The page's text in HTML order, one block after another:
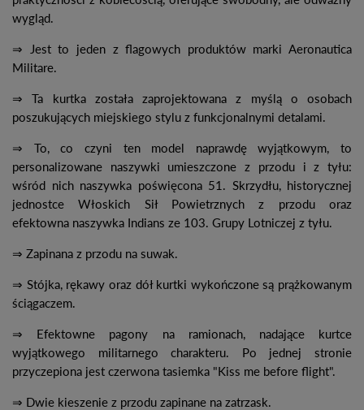
wygląd.
⇒ Jest to jeden z flagowych produktów marki Aeronautica
Militare.
⇒ Ta kurtka została zaprojektowana z myślą o osobach
poszukujących miejskiego stylu z funkcjonalnymi detalami.
⇒ To, co czyni ten model naprawdę wyjątkowym, to
personalizowane naszywki umieszczone z przodu i z tyłu:
wśród nich naszywka poświęcona 51. Skrzydłu, historycznej
jednostce Włoskich Sił Powietrznych z przodu oraz
efektowna naszywka Indians ze 103. Grupy Lotniczej z tyłu.
⇒ Zapinana z przodu na suwak.
⇒ Stójka, rękawy oraz dół kurtki wykończone są prążkowanym
ściągaczem.
⇒ Efektowne pagony na ramionach, nadające kurtce
wyjątkowego militarnego charakteru. Po jednej stronie
przyczepiona jest czerwona tasiemka "Kiss me before flight".
⇒ Dwie kieszenie z przodu zapinane na zatrzask.